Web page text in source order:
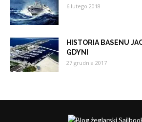
6 lutego 2018
HISTORIA BASENU
GDYNI
27 grudnia 2017